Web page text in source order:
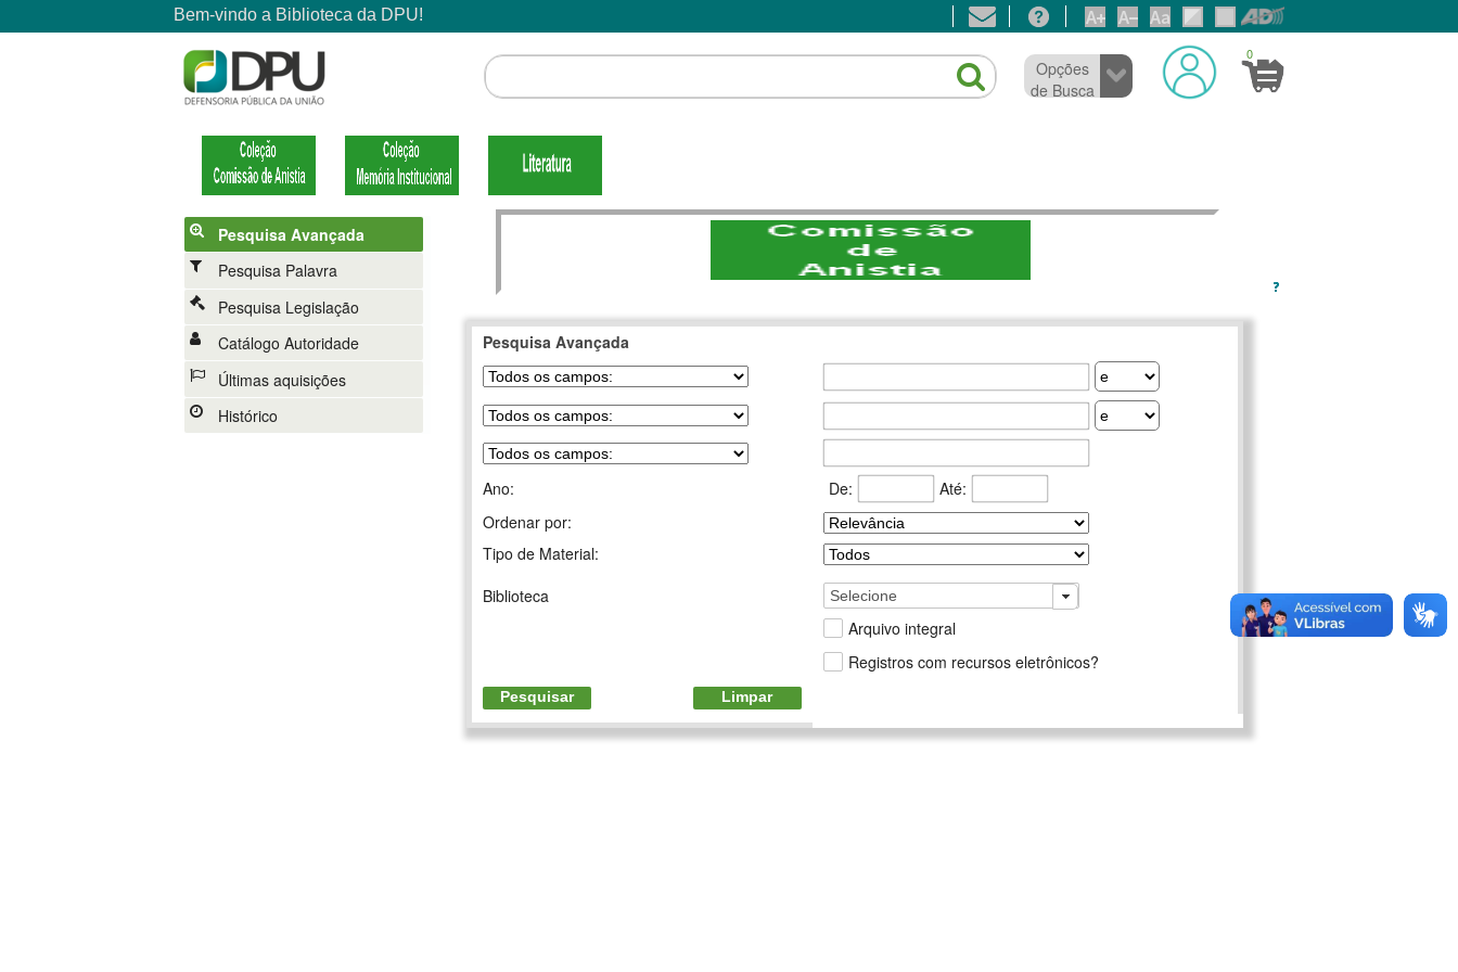
0
Opções
de Busca
Pesquisa Avançada
Pesquisa Palavra
Pesquisa Legislação
Catálogo Autoridade
Últimas aquisições
Histórico
Pesquisa Avançada
Ano: De:
Até:
Ordenar por:
Tipo de Material:
Biblioteca
Selecione
Arquivo integral
Registros com recursos eletrônicos?
Pesquisar Limpar